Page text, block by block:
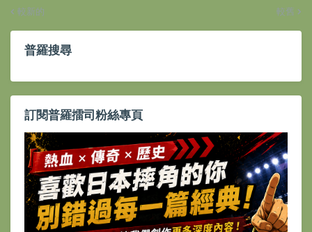
較新的 較舊
普羅搜尋
訂閱普羅擂司粉絲專頁